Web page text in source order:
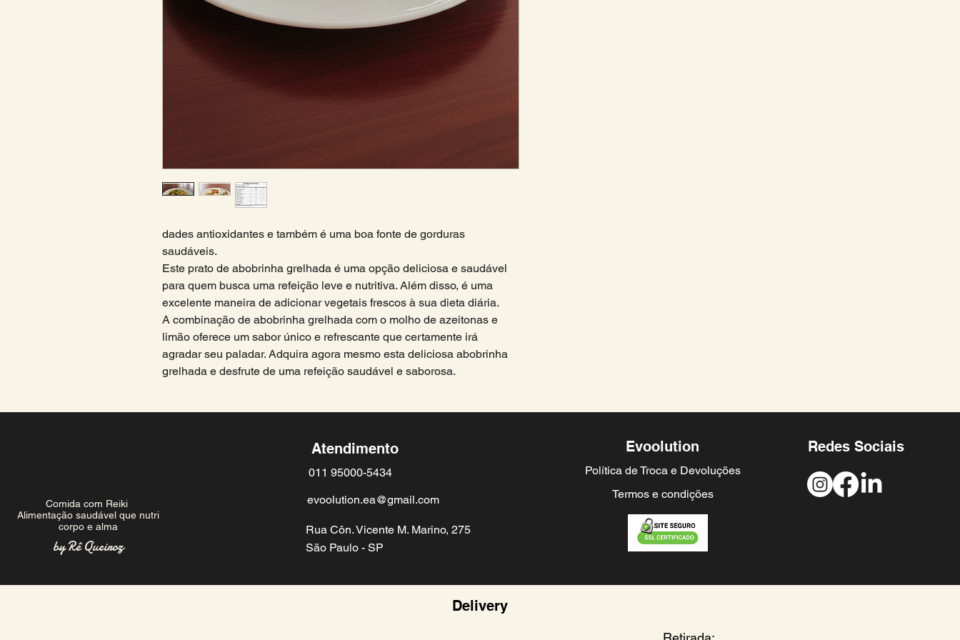
dades antioxidantes e também é uma boa fonte de gorduras
saudáveis.
Este prato de abobrinha grelhada é uma opção deliciosa e saudável
para quem busca uma refeição leve e nutritiva. Além disso, é uma
excelente maneira de adicionar vegetais frescos à sua dieta diária.
A combinação de abobrinha grelhada com o molho de azeitonas e
limão oferece um sabor único e refrescante que certamente irá
agradar seu paladar. Adquira agora mesmo esta deliciosa abobrinha
grelhada e desfrute de uma refeição saudável e saborosa.
Comida com Reiki
Alimentação saudável que nutri
corpo e alma
by Rê Queiroz
Atendimento
011 95000-5434
evoolution.ea@gmail.com
Rua Côn. Vicente M. Marino, 275
São Paulo - SP
Evoolution
Política de Troca e Devoluções
Termos e condições
Redes Sociais
Delivery